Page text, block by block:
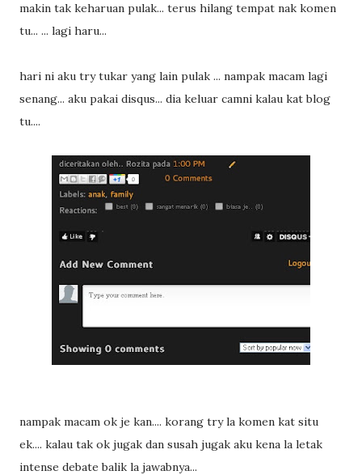
makin tak keharuan pulak... terus hilang tempat nak komen
tu... ... lagi haru...
hari ni aku try tukar yang lain pulak ... nampak macam lagi
senang... aku pakai disqus... dia keluar camni kalau kat blog
tu....
nampak macam ok je kan.... korang try la komen kat situ
ek.... kalau tak ok jugak dan susah jugak aku kena la letak
intense debate balik la jawabnya...